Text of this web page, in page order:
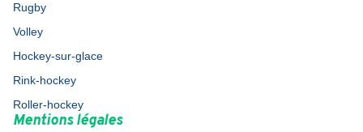
Rugby
Volley
Hockey-sur-glace
Rink-hockey
Roller-hockey
Mentions légales